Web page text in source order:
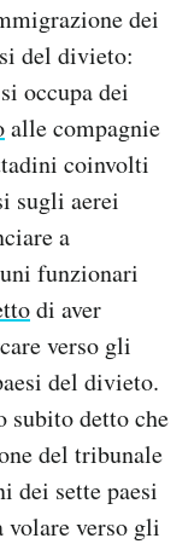
dei
del divieto:
occupa dei
alle compagnie
coinvolti
sugli aerei
a
funzionari
di aver
verso gli
del divieto.
subito detto che
del tribunale
dei sette paesi
verso gli